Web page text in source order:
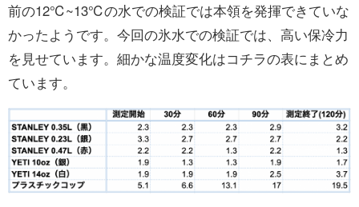
前の12℃~13℃の水での検証では本領を発揮できていな
かったようです。今回の氷水での検証では、高い保冷力
を見せています。細かな温度変化はコチラの表にまとめ
ています。